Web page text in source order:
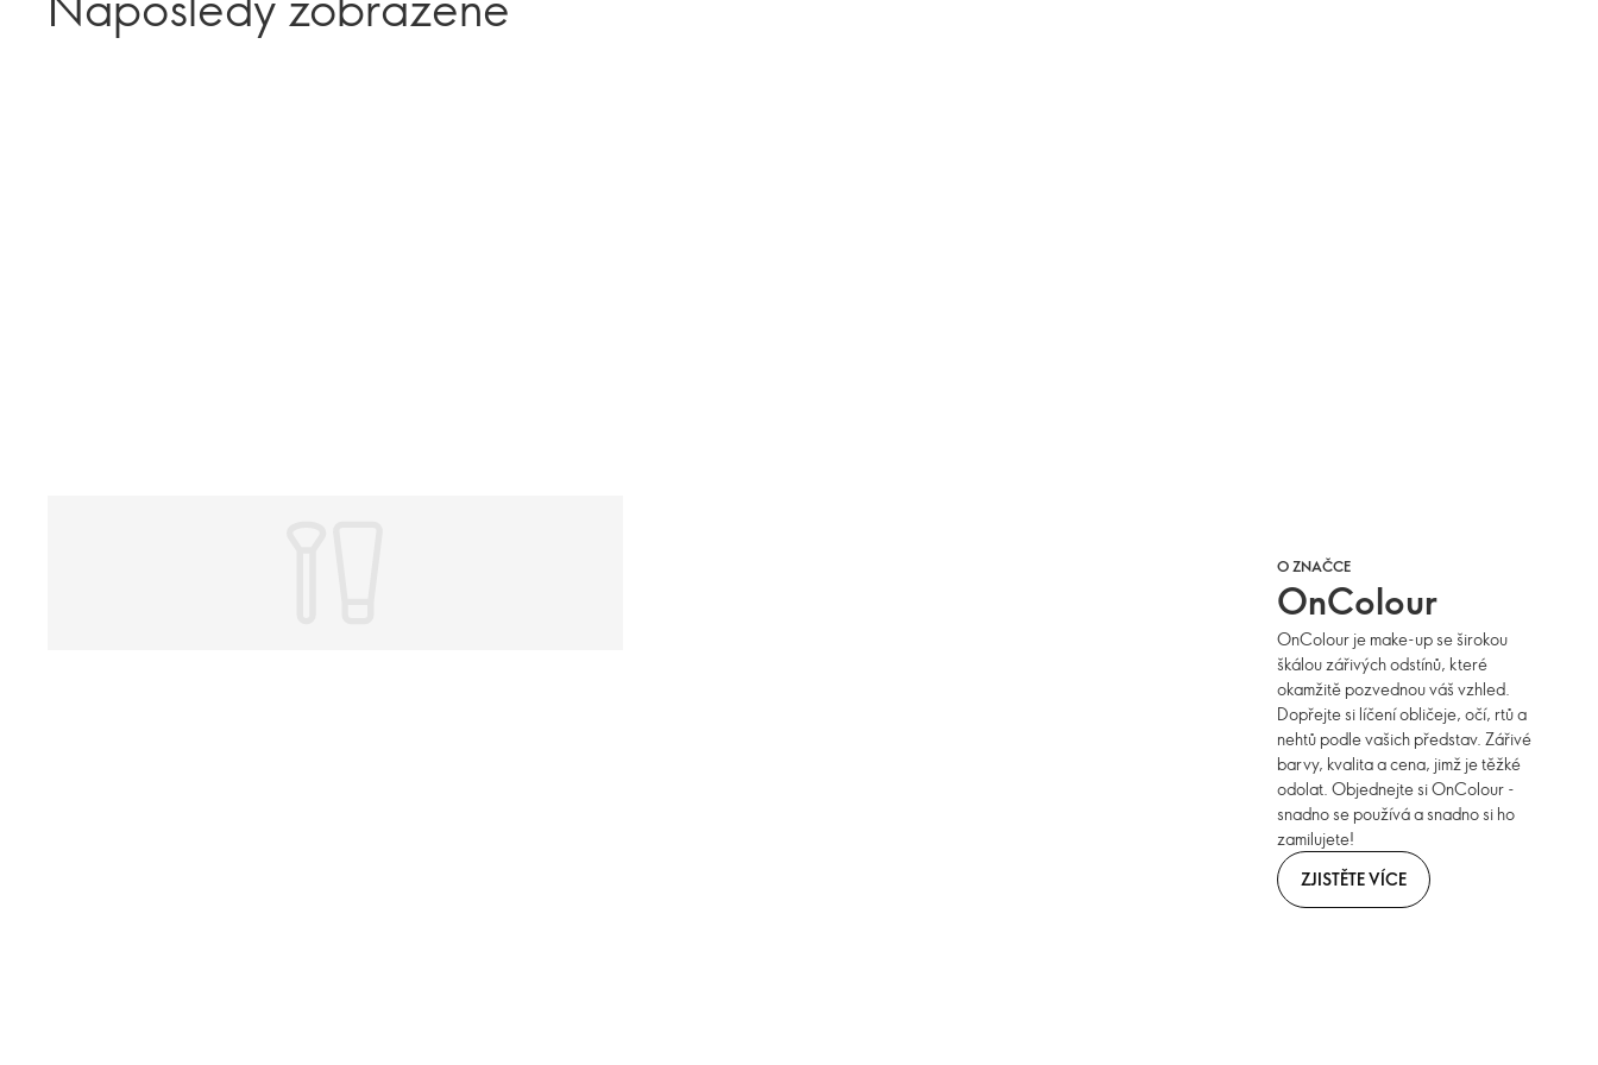
O ZNAČCE
OnColour
OnColour je make-up se širokou
škálou zářivých odstínů, které
okamžitě pozvednou váš vzhled.
Dopřejte si líčení obličeje, očí, rtů a
nehtů podle vašich představ. Zářivé
barvy, kvalita a cena, jimž je těžké
odolat. Objednejte si OnColour -
snadno se používá a snadno si ho
zamilujete!
ZJISTĚTE VÍCE